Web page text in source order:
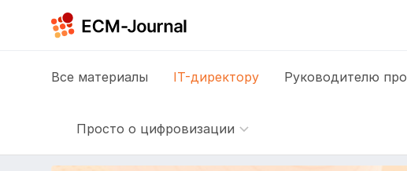
Все материалы IT-директору Руководителю
Просто о цифровизации